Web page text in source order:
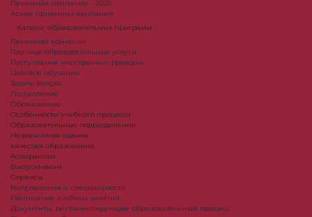
Приемная кампания – 2025
Архив приемных кампаний
Каталог образовательных программ
Приемная комиссия
Платные образовательные услуги
Поступление иностранных граждан
Целевое обучение
Задать вопрос
Поступление
Образование
Особенности учебного процесса
Образовательные подразделения
Независимая оценка
качества образования
Аспирантам
Выпускникам
Сервисы
Направления и специальности
Расписание учебных занятий
Документы, регламентирующие образовательный процесс